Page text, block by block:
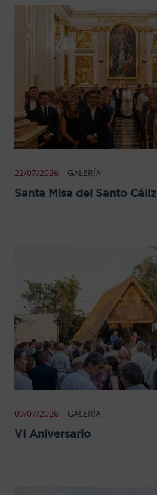
22/07/2026 GALERÍA
Santa Misa del Santo Cáliz
09/07/2026 GALERÍA
VI Aniversario